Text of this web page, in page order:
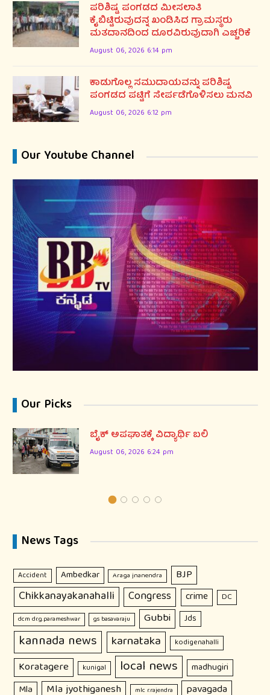
ಪರಿಶಿಷ್ಟ ಪಂಗಡದ ಮೀಸಲಾತಿ
ಕೈಬಿಟ್ಟಿರುವುದನ್ನ ಖಂಡಿಸಿದ ಗ್ರಾಮಸ್ಥರು
ಮತದಾನದಿಂದ ದೂರವಿರುವುದಾಗಿ ಎಚ್ಚರಿಕೆ
August 06, 2026 6:14 pm
ಕಾಡುಗೊಲ್ಲ ಸಮುದಾಯವನ್ನು ಪರಿಶಿಷ್ಟ
ಪಂಗಡದ ಪಟ್ಟಿಗೆ ಸೇರ್ಪಡೆಗೊಳಿಸಲು ಮನವಿ
August 06, 2026 6:12 pm
Our Youtube Channel
Our Picks
ಬೈಕ್ ಅಪಘಾತಕ್ಕೆ ವಿದ್ಯಾರ್ಥಿ ಬಲಿ
August 06, 2026 6:24 pm
News Tags
Accident Ambedkar Araga jnanendra BJP
Chikkanayakanahalli Congress crime DC
dcm dr.g.parameshwar gs basavaraju Gubbi Jds
kannada news karnataka kodigenahalli
Koratagere kunigal local news madhugiri
Mla Mla jyothiganesh mlc r.rajendra pavagada